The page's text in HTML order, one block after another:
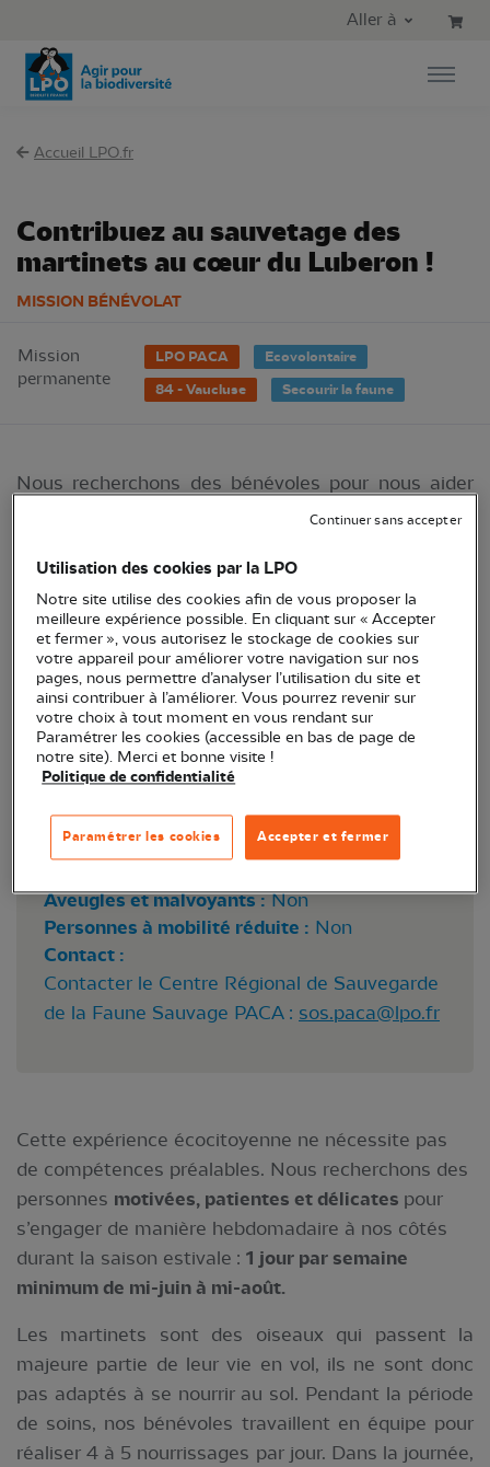
Aller au menu principal
Aller à
Accueil LPO.fr
Contribuez au sauvetage des
martinets au cœur du Luberon !
MISSION BÉNÉVOLAT
Mission
permanente
LPO PACA
Ecovolontaire
84 - Vaucluse
Secourir la faune
Nous recherchons des bénévoles pour nous aider
au nourrissage des martinets noirs, pâles et à
la LPO PACA situé à Buoux, dans le Vaucluse.
Delphine et Alain - secteur martinet - Anaïs
Thomas
Lieu : Buoux 84
Accessibilité Handicapés :
Aveugles et malvoyants : Non
Personnes à mobilité réduite : Non
Contact :
Contacter le Centre Régional de Sauvegarde
de la Faune Sauvage PACA : sos.paca@lpo.fr
Cette expérience écocitoyenne ne nécessite pas
de compétences préalables. Nous recherchons des
personnes motivées, patientes et délicates pour
s’engager de manière hebdomadaire à nos côtés
durant la saison estivale : 1 jour par semaine
minimum de mi-juin à mi-août.
Les martinets sont des oiseaux qui passent la
majeure partie de leur vie en vol, ils ne sont donc
pas adaptés à se nourrir au sol. Pendant la période
de soins, nos bénévoles travaillent en équipe pour
réaliser 4 à 5 nourrissages par jour. Dans la journée,
Utilisation des cookies par la LPO
Notre site utilise des cookies afin de vous proposer la
meilleure expérience possible. En cliquant sur « Accepter
et fermer », vous autorisez le stockage de cookies sur
votre appareil pour améliorer votre navigation sur nos
pages, nous permettre d’analyser l’utilisation du site et
ainsi contribuer à l’améliorer. Vous pourrez revenir sur
votre choix à tout moment en vous rendant sur
Paramétrer les cookies (accessible en bas de page de
notre site). Merci et bonne visite !
Politique de confidentialité
Accepter et fermer
Paramétrer les cookies
Continuer sans accepter